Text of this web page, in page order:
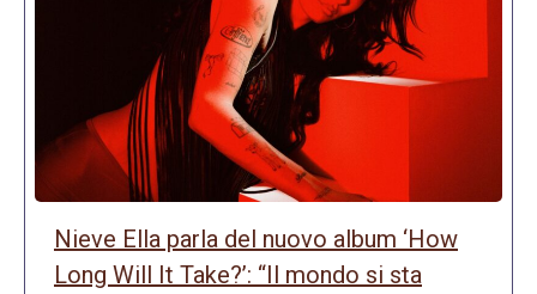
Nieve Ella parla del nuovo album ‘How
Long Will It Take?’: “Il mondo si sta